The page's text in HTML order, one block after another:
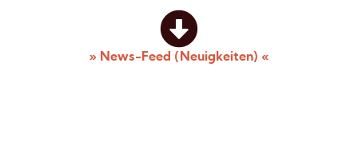
» News-Feed (Neuigkeiten) «